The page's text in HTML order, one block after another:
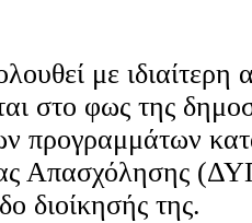
με ιδιαίτερη
στο φως της
προγραμμάτων
Απασχόλησης
διοίκησής της.